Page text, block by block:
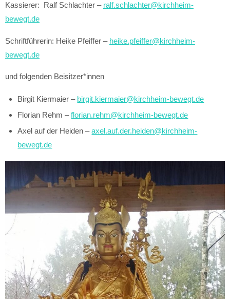
Kassierer: Ralf Schlachter – ralf.schlachter@kirchheim-
bewegt.de
Schriftführerin: Heike Pfeiffer – heike.pfeiffer@kirchheim-
bewegt.de
und folgenden Beisitzer*innen
Birgit Kiermaier – birgit.kiermaier@kirchheim-bewegt.de
Florian Rehm –florian.rehm@kirchheim-bewegt.de
Axel auf der Heiden –axel.auf.der.heiden@kirchheim-
bewegt.de